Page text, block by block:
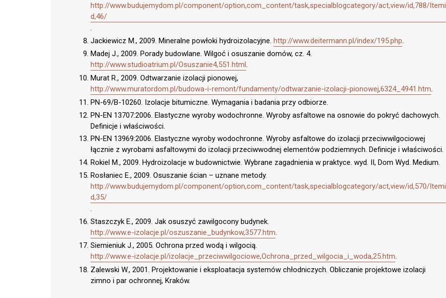
http://www.budujemydom.pl/component/option,com_content/task,specialblogcategory/act,view/id,788/Itemi
d,46/
.
Jackiewicz M., 2009. Mineralne powłoki hydroizolacyjne. http://www.deitermann.pl/index/195.php.
Madej J., 2009. Porady budowlane. Wilgoć i osuszanie domów, cz. 4.
http://www.studioatrium.pl/Osuszanie4,551.html .
Murat R., 2009. Odtwarzanie izolacji pionowej,
http://www.muratordom.pl/budowa-i-remont/fundamenty/odtwarzanie-izolacji-pionowej,6324_4941.htm.
PN-69/B-10260. Izolacje bitumiczne. Wymagania i badania przy odbiorze.
PN-EN 13707:2006. Elastyczne wyroby wodochronne. Wyroby asfaltowe na osnowie do pokryć dachowych.
Definicje i właściwości.
PN-EN 13969:2006. Elastyczne wyroby wodochronne. Wyroby asfaltowe do izolacji przeciwwilgociowej
łącznie z wyrobami asfaltowymi do izolacji przeciwwodnej elementów podziemnych. Definicje i właściwości.
Rokiel M., 2009. Hydroizolacje w budownictwie. Wybrane zagadnienia w praktyce. wyd. II, Dom Wyd. Medium.
Rosłaniec E., 2009. Osuszanie ścian – uznane metody.
http://www.budujemydom.pl/component/option,com_content/task,specialblogcategory/act,view/id,570/Itemi
d,35/
.
Staszczyk E., 2009. Jak osuszyć zawilgocony budynek.
http://www.e-izolacje.pl/oszuszanie_budynkow,3577.htm.
Siemieniuk J., 2005. Ochrona przed wodą i wilgocią.
http://www.e-izolacje.pl/izolacje_przeciwwilgociowe,Ochrona_przed_wilgocia_i_woda,25.htm.
Zalewski W., 2001. Projektowanie i eksploatacja systemów chłodniczych. Obliczanie projektowe izolacji
zimno i par ochronnej, Kraków.